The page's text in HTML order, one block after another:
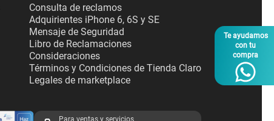
Te ayudamos
con tu
compra
Consulta de reclamos
Adquirientes iPhone 6, 6S y SE
Mensaje de Seguridad
Libro de Reclamaciones
Consideraciones
Términos y Condiciones de Tienda Claro
Legales de marketplace
Para ventas y servicios